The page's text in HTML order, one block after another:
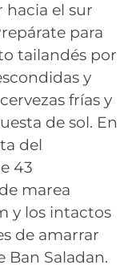
hacia el sur
para
tailandés por
y
frías y
de sol. En
del
43
marea
y los intactos
de amarrar
Ban Saladan.